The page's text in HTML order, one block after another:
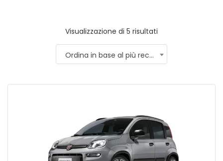
Visualizzazione di 5 risultati
Ordina in base al più recente